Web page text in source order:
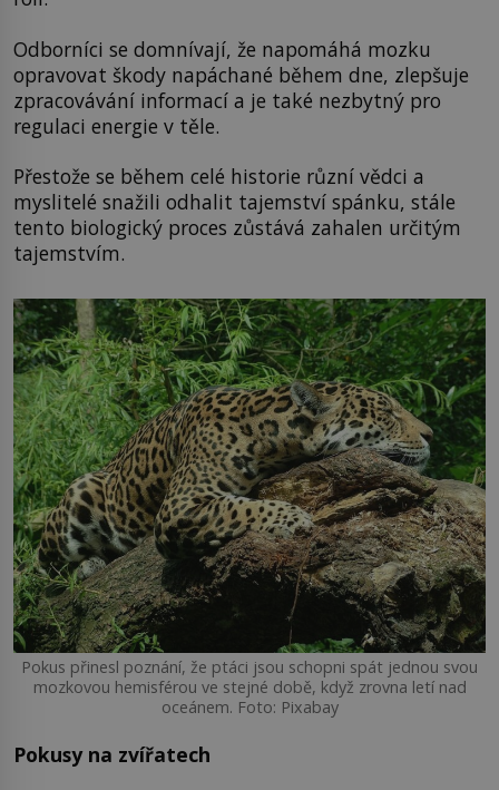
Odborníci se domnívají, že napomáhá mozku
opravovat škody napáchané během dne, zlepšuje
zpracovávání informací a je také nezbytný pro
regulaci energie v těle.
Přestože se během celé historie různí vědci a
myslitelé snažili odhalit tajemství spánku, stále
tento biologický proces zůstává zahalen určitým
tajemstvím.
Pokus přinesl poznání, že ptáci jsou schopni spát jednou svou
mozkovou hemisférou ve stejné době, když zrovna letí nad
oceánem. Foto: Pixabay
Pokusy na zvířatech